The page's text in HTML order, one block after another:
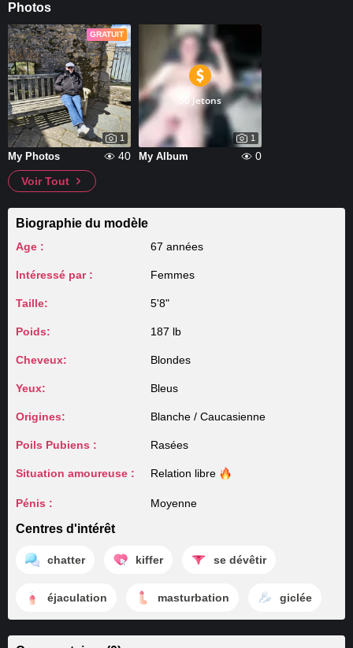
Photos
GRATUIT
1
My Photos 40
50 Jetons
1
My Album
0
Voir Tout
Biographie du modèle
Age : 67 années
Intéressé par : Femmes
Taille: 5'8"
Poids: 187 lb
Cheveux: Blondes
Yeux: Bleus
Origines: Blanche / Caucasienne
Poils Pubiens : Rasées
Situation amoureuse : Relation libre
Pénis : Moyenne
Centres d'intérêt
chatter kiffer se dévêtir
éjaculation masturbation giclée